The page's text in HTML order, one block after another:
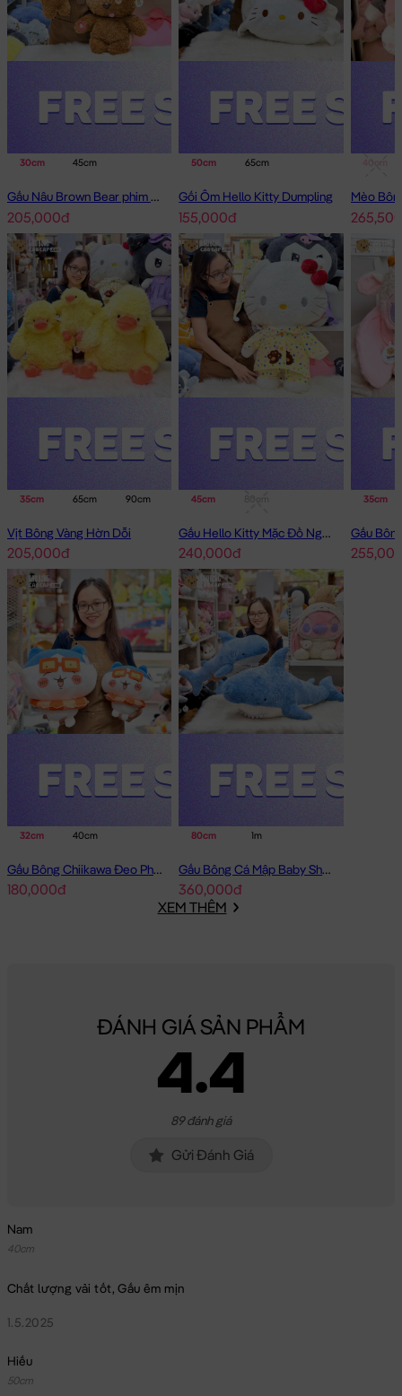
30cm 45cm
Gấu Nâu Brown Bear phim Minions
205,000đ
50cm 65cm
Gối Ôm Hello Kitty Dumpling
155,000đ
35cm 65cm 90cm
Vịt Bông Vàng Hờn Dỗi
205,000đ
45cm
Gấu Hello Kitty Mặc Đồ Ngủ Thêu Sao
240,000đ
35cm
32cm 40cm
Gấu Bông Chiikawa Đeo Phao - Cam
180,000đ
80cm 1m
Gấu Bông Cá Mập Baby Shark lông mịn
360,000đ
XEM THÊM
ĐÁNH GIÁ SẢN PHẨM
4.4
89 đánh giá
Gửi Đánh Giá
Nam
40cm
Chất lượng vải tốt, Gấu êm mịn
1.5.2025
Hiếu
50cm